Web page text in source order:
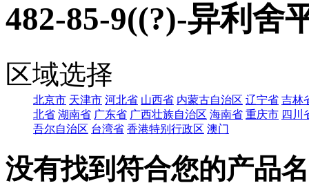
482-85-9((?)-异利舍
区域选择
北京市 天津市 河北省 山西省 内蒙古自治区 辽宁省 吉林
北省 湖南省 广东省 广西壮族自治区 海南省 重庆市 四川
吾尔自治区 台湾省 香港特别行政区 澳门
没有找到符合您的产品